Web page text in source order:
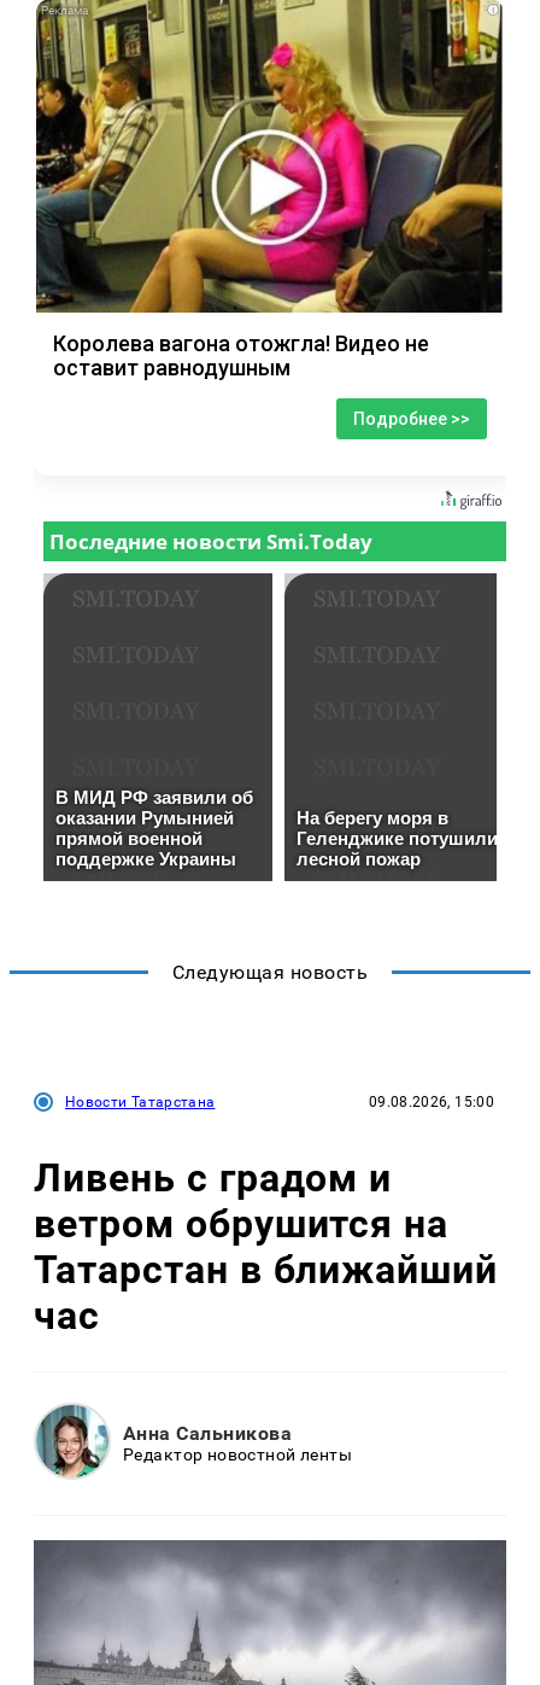
i
Королева вагона отожгла! Видео не
оставит равнодушным
Подробнее >>
Следующая новость
Новости Татарстана 09.08.2026, 15:00
Ливень с градом и
ветром обрушится на
Татарстан в ближайший
час
Анна Сальникова
Редактор новостной ленты